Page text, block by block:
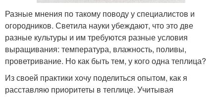
Разные мнения по такому поводу у специалистов и
огородников. Светила науки убеждают, что это две
разные культуры и им требуются разные условия
выращивания: температура, влажность, поливы,
проветривание. Но как быть тем, у кого одна теплица?
Из своей практики хочу поделиться опытом, как я
расставляю приоритеты в теплице. Учитывая